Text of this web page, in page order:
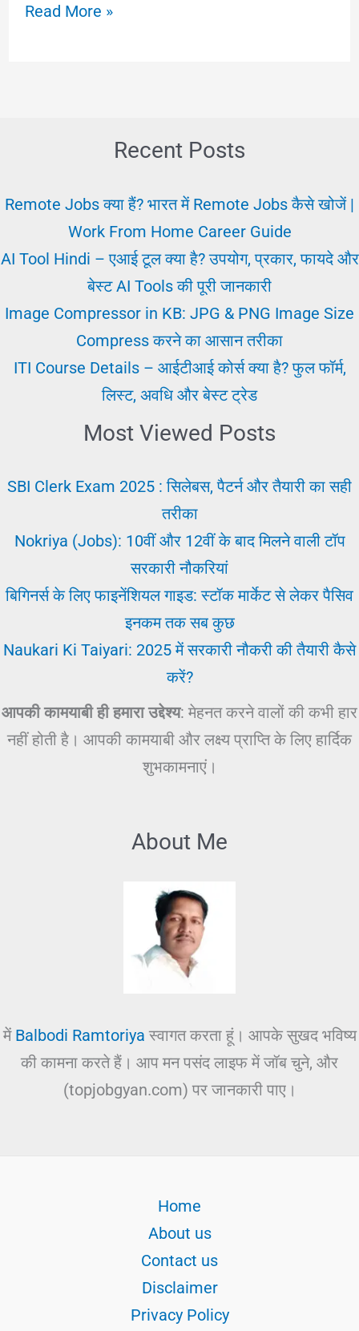
Blogging
से
कैसे
फुल
Read More »
Recent Posts
Remote Jobs क्या हैं? भारत में Remote Jobs कैसे खोजें |
Work From Home Career Guide
AI Tool Hindi – एआई टूल क्या है? उपयोग, प्रकार, फायदे और
बेस्ट AI Tools की पूरी जानकारी
Image Compressor in KB: JPG & PNG Image Size
Compress करने का आसान तरीका
ITI Course Details – आईटीआई कोर्स क्या है? फुल फॉर्म,
लिस्ट, अवधि और बेस्ट ट्रेड
Most Viewed Posts
SBI Clerk Exam 2025 : सिलेबस, पैटर्न और तैयारी का सही
तरीका
Nokriya (Jobs): 10वीं और 12वीं के बाद मिलने वाली टॉप
सरकारी नौकरियां
बिगिनर्स के लिए फाइनेंशियल गाइड: स्टॉक मार्केट से लेकर पैसिव
इनकम तक सब कुछ
Naukari Ki Taiyari: 2025 में सरकारी नौकरी की तैयारी कैसे
करें?
आपकी कामयाबी ही हमारा उद्देश्य: मेहनत करने वालों की कभी हार
नहीं होती है। आपकी कामयाबी और लक्ष्य प्राप्ति के लिए हार्दिक
शुभकामनाएं।
About Me
में Balbodi Ramtoriya स्वागत करता हूं। आपके सुखद भविष्य
की कामना करते हैं। आप मन पसंद लाइफ में जॉब चुने, और
(topjobgyan.com) पर जानकारी पाए।
Home
About us
Contact us
Disclaimer
Privacy Policy